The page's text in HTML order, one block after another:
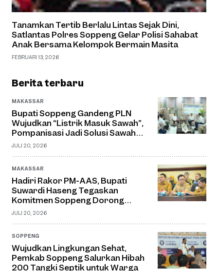
Tanamkan Tertib Berlalu Lintas Sejak Dini,
Satlantas Polres Soppeng Gelar Polisi Sahabat
Anak Bersama Kelompok Bermain Masita
FEBRUARI 13, 2026
Berita terbaru
MAKASSAR
Bupati Soppeng Gandeng PLN
Wujudkan “Listrik Masuk Sawah”,
Pompanisasi Jadi Solusi Sawah
Tadah Hujan
JULI 20, 2026
MAKASSAR
Hadiri Rakor PM-AAS, Bupati
Suwardi Haseng Tegaskan
Komitmen Soppeng Dorong
Pertanian Modern dan Swasembada
JULI 20, 2026
SOPPENG
Wujudkan Lingkungan Sehat,
Pemkab Soppeng Salurkan Hibah
200 Tangki Septik untuk Warga